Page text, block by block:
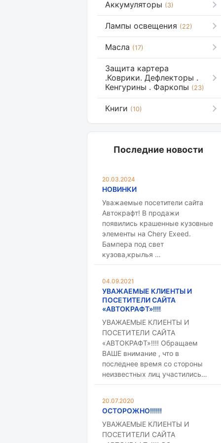
Аккумуляторы (3)
Лампы освещения (22)
Масла (17)
Защита картера
.Коврики. Дефлекторы .
Кенгурины . Фаркопы (23)
Книги (10)
Последние новости
20.03.2024
НОВИНКИ
Уважаемые посетители сайта
Автокрафт! В продажи
появились крашенные кузовные
элементы на Chery Exeed.
Бампера под свет
кузова,крылья …
04.09.2021
УВАЖАЕМЫЕ КЛИЕНТЫ И
ПОСЕТИТЕЛИ САЙТА
«АВТОКРАФТ»!!!!
УВАЖАЕМЫЕ КЛИЕНТЫ И
ПОСЕТИТЕЛИ САЙТА
«АВТОКРАФТ»!!!! Обращаем
ВАШЕ внимание , что в
последнее время со стороны
неизвестных лиц участились…
20.07.2020
ОСТОРОЖНО!!!!!!
УВАЖАЕМЫЕ КЛИЕНТЫ И
ПОСЕТИТЕЛИ САЙТА